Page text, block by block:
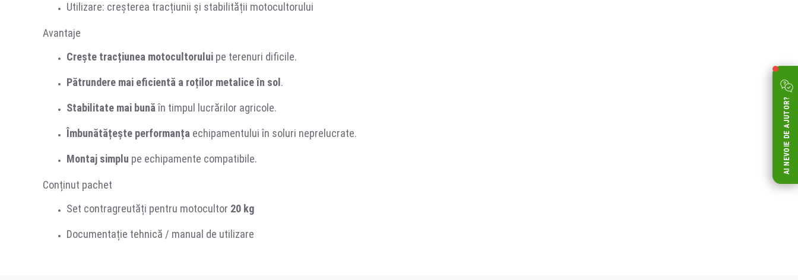
Utilizare: creșterea tracțiunii și stabilității motocultorului
Avantaje
Crește tracțiunea motocultorului pe terenuri dificile.
Pătrundere mai eficientă a roților metalice în sol .
Stabilitate mai bunăîn timpul lucrărilor agricole.
Îmbunătățește performanța echipamentului în soluri neprelucrate.
Montaj simplu pe echipamente compatibile.
Conținut pachet
Set contragreutăți pentru motocultor 20 kg
Documentație tehnică / manual de utilizare
AI NEVOIE DE AJUTOR?